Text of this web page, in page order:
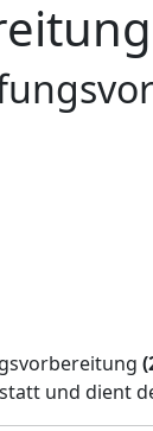
und dient